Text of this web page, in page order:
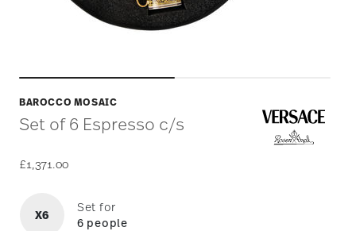
BAROCCO MOSAIC
Set of 6 Espresso c/s
£1,371.00
X6
Set for
6 people